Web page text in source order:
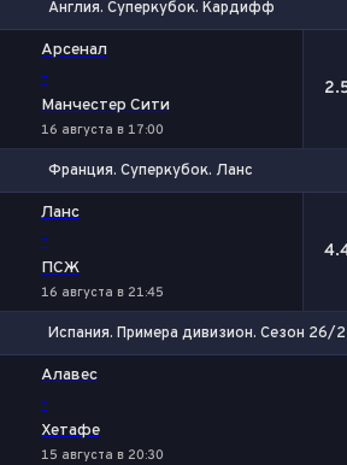
Англия. Суперкубок. Кардифф
Арсенал
-
Манчестер Сити
16 августа в 17:00
Франция. Суперкубок. Ланс
Ланс
-
ПСЖ
16 августа в 21:45
Испания. Примера дивизион. Сезон 26/
Алавес
-
Хетафе
15 августа в 20:30